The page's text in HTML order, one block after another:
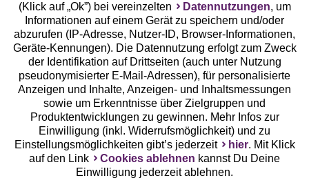
Gratis Versand ab50 €
Kostenlose Retoure
°Punkte sammeln
(Klick auf „Ok”) bei vereinzelten
Datennutzungen, um
Informationen auf einem Gerät zu speichern und/oder
abzurufen (IP-Adresse, Nutzer-ID, Browser-Informationen,
Geräte-Kennungen). Die Datennutzung erfolgt zum Zweck
der Identifikation auf Drittseiten (auch unter Nutzung
pseudonymisierter E-Mail-Adressen), für personalisierte
Anzeigen und Inhalte, Anzeigen- und Inhaltsmessungen
sowie um Erkenntnisse über Zielgruppen und
Produktentwicklungen zu gewinnen. Mehr Infos zur
Einwilligung (inkl. Widerrufsmöglichkeit) und zu
Einstellungsmöglichkeiten gibt’s jederzeit
hier. Mit Klick
auf den Link
Cookies ablehnen kannst Du Deine
Einwilligung jederzeit ablehnen.